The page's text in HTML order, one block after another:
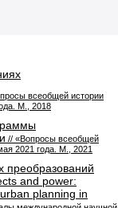
всеобщей истории
М., 2018
// «Вопросы всеобщей
2021 года. М., 2021
преобразований
and power:
planning in